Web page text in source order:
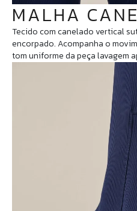
MALHA
Tecido com canelado vertical
encorpado. Acompanha o
tom uniforme da peça lavagem